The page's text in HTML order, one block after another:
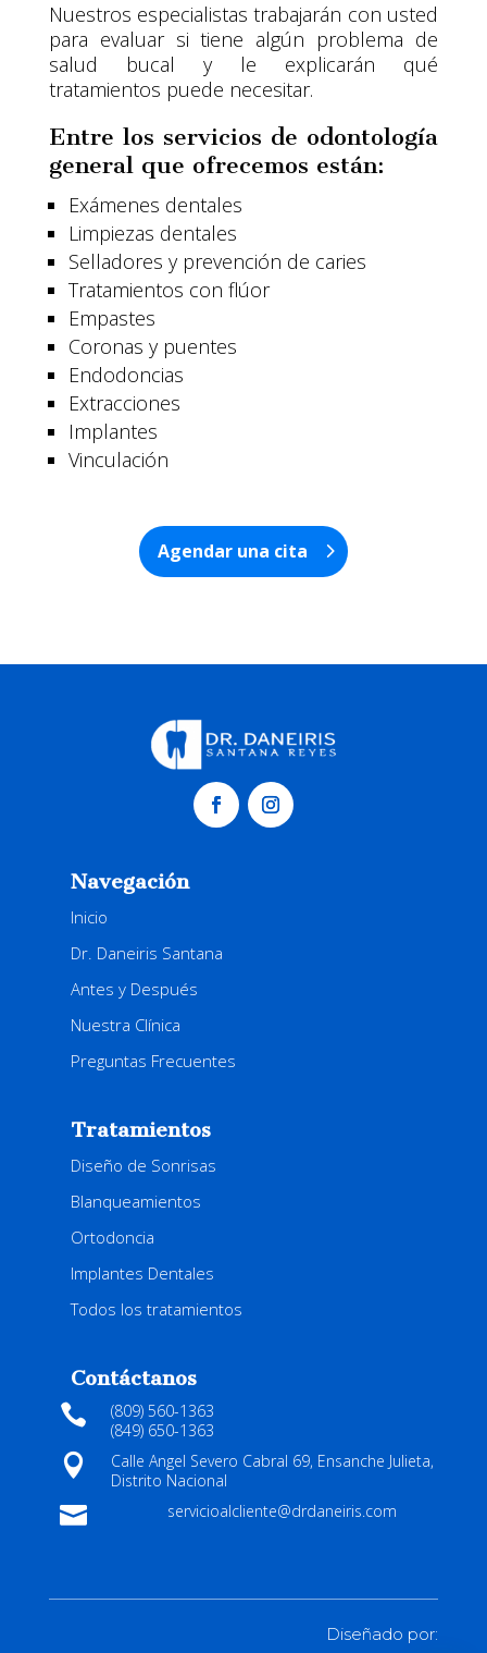
Nuestros especialistas trabajarán con usted
para evaluar si tiene algún problema de
salud bucal y le explicarán qué
tratamientos puede necesitar.
Entre los servicios de odontología
general que ofrecemos están:
Exámenes dentales
Limpiezas dentales
Selladores y prevención de caries
Tratamientos con flúor
Empastes
Coronas y puentes
Endodoncias
Extracciones
Implantes
Vinculación
Agendar una cita
Navegación
Inicio
Dr. Daneiris Santana
Antes y Después
Nuestra Clínica
Preguntas Frecuentes
Tratamientos
Diseño de Sonrisas
Blanqueamientos
Ortodoncia
Implantes Dentales
Todos los tratamientos
Contáctanos

(809) 560-1363
(849) 650-1363

Calle Angel Severo Cabral 69, Ensanche Julieta,
Distrito Nacional
 servicioalcliente@drdaneiris.com
Diseñado por: